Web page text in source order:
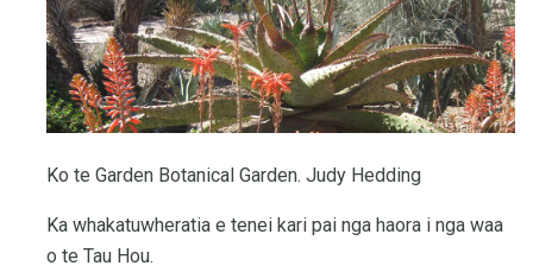
Ko te Garden Botanical Garden. Judy Hedding
Ka whakatuwheratia e tenei kari pai nga haora i nga waa
o te Tau Hou.